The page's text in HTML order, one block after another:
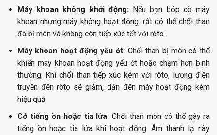
Máy khoan không khởi động: Nếu bạn bóp cò máy
khoan nhưng máy không hoạt động, rất có thể chổi than
đã bị mòn và không còn tiếp xúc tốt với rôto.
Máy khoan hoạt động yếu ớt: Chổi than bị mòn có thể
khiến máy khoan hoạt động yếu ớt hoặc chậm hơn bình
thường. Khi chổi than tiếp xúc kém với rôto, lượng điện
truyền đến rôto sẽ giảm, dẫn đến máy hoạt động kém
hiệu quả.
Có tiếng ồn hoặc tia lửa: Chổi than mòn có thể gây ra
tiếng ồn hoặc tia lửa khi hoạt động. Âm thanh lạ này